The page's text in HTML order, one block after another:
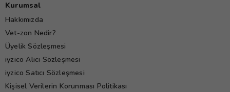
Kurumsal
Hakkımızda
Vet-zon Nedir?
Üyelik Sözleşmesi
iyzico Alıcı Sözleşmesi
iyzico Satıcı Sözleşmesi
Kişisel Verilerin Korunması Politikası